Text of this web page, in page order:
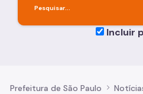
Incluir
Prefeitura de São Paulo